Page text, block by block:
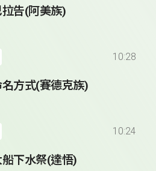
告(阿美族)
10:28
方式(賽德克族)
10:24
下水祭(達悟)